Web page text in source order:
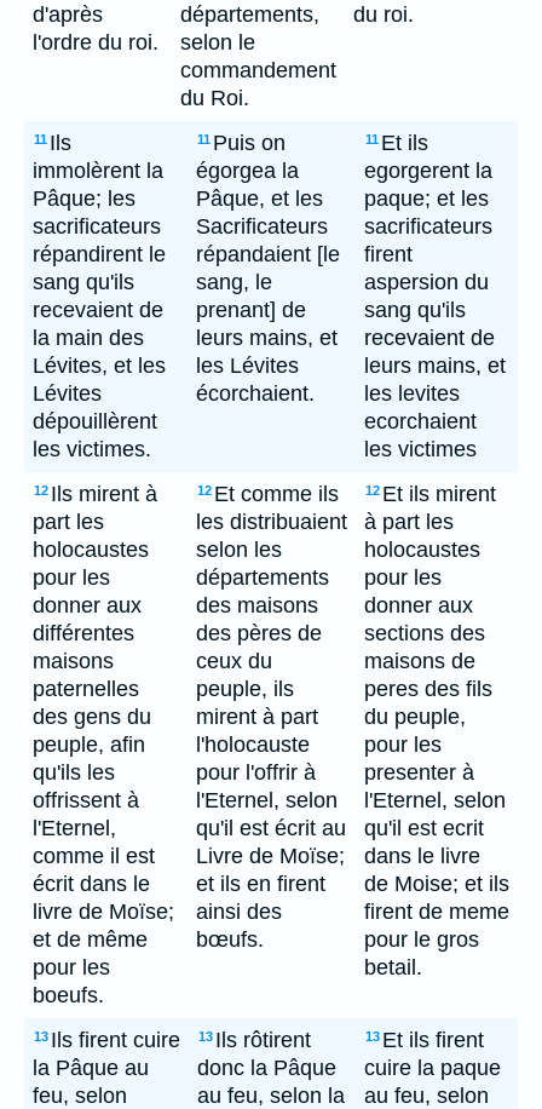
d'après
l'ordre du roi.
départements,
selon le
commandement
du Roi.
du roi.
11 Ils
immolèrent la
Pâque; les
sacrificateurs
répandirent le
sang qu'ils
recevaient de
la main des
Lévites, et les
Lévites
dépouillèrent
les victimes.
11 Puis on
égorgea la
Pâque, et les
Sacrificateurs
répandaient [le
sang, le
prenant] de
leurs mains, et
les Lévites
écorchaient.
11 Et ils
egorgerent la
paque; et les
sacrificateurs
firent
aspersion du
sang qu'ils
recevaient de
leurs mains, et
les levites
ecorchaient
les victimes
12 Ils mirent à
part les
holocaustes
pour les
donner aux
différentes
maisons
paternelles
des gens du
peuple, afin
qu'ils les
offrissent à
l'Eternel,
comme il est
écrit dans le
livre de Moïse;
et de même
pour les
boeufs.
12 Et comme ils
les distribuaient
selon les
départements
des maisons
des pères de
ceux du
peuple, ils
mirent à part
l'holocauste
pour l'offrir à
l'Eternel, selon
qu'il est écrit au
Livre de Moïse;
et ils en firent
ainsi des
bœufs.
12 Et ils mirent
à part les
holocaustes
pour les
donner aux
sections des
maisons de
peres des fils
du peuple,
pour les
presenter à
l'Eternel, selon
qu'il est ecrit
dans le livre
de Moise; et ils
firent de meme
pour le gros
betail.
13 Ils firent cuire
la Pâque au
feu, selon
13 Ils rôtirent
donc la Pâque
au feu, selon la
13 Et ils firent
cuire la paque
au feu, selon